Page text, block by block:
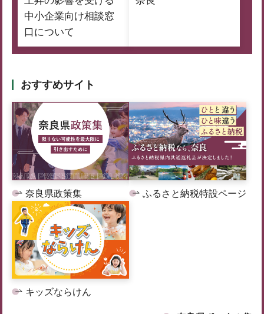
中小企業向け相談窓
口について
おすすめサイト
奈良県政策集 ふるさと納税特設ページ
キッズならけん